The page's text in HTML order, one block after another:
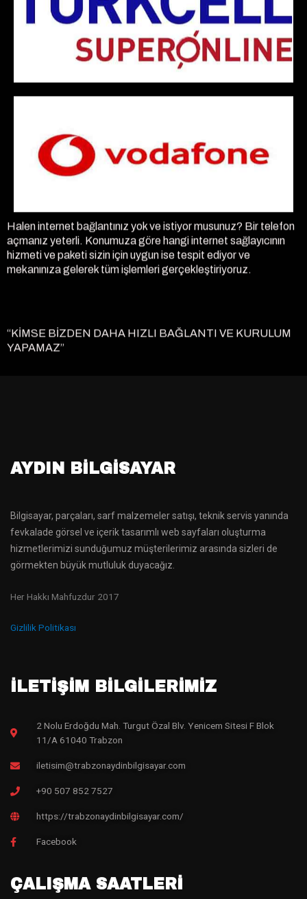
Halen internet bağlantınız yok ve istiyor musunuz? Bir telefon
açmanız yeterli. Konumuza göre hangi internet sağlayıcının
hizmeti ve paketi sizin için uygun ise tespit ediyor ve
mekanınıza gelerek tüm işlemleri gerçekleştiriyoruz.
“KİMSE BİZDEN DAHA HIZLI BAĞLANTI VE KURULUM
YAPAMAZ”
AYDIN BILGISAYAR
Bilgisayar, parçaları, sarf malzemeler satışı, teknik servis yanında
fevkalade görsel ve içerik tasarımlı web sayfaları oluşturma
hizmetlerimizi sunduğumuz müşterilerimiz arasında sizleri de
görmekten büyük mutluluk duyacağız.
Her Hakkı Mahfuzdur 2017
Gizlilik Politikası
İLETİŞİM BİLGİLERİMİZ
2 Nolu Erdoğdu Mah. Turgut Özal Blv. Yenicem Sitesi F Blok
11/A 61040 Trabzon
iletisim@trabzonaydinbilgisayar.com
+90 507 852 7527
https://trabzonaydinbilgisayar.com/
Facebook
ÇALIŞMA SAATLERİ